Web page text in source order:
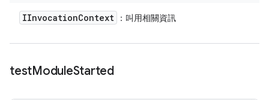
IInvocationContext ：叫用相關資訊
testModuleStarted